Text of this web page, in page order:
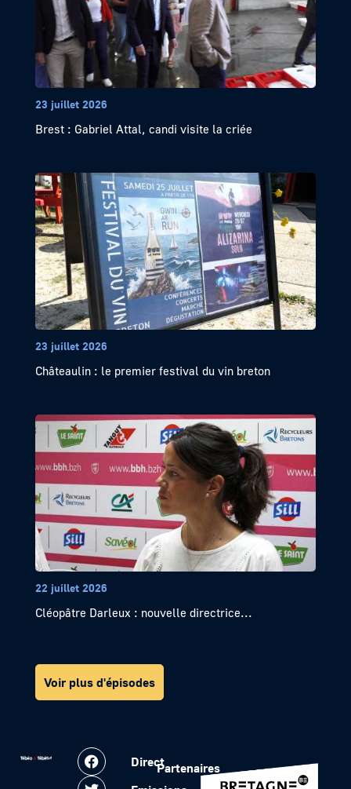
23 juillet 2026
Brest : Gabriel Attal, candi visite la criée
23 juillet 2026
Châteaulin : le premier festival du vin breton
22 juillet 2026
Cléopâtre Darleux : nouvelle directrice...
Voir plus d'épisodes
DirectPartenaires